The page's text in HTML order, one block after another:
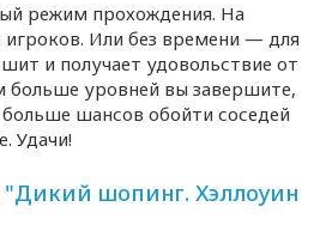
режим прохождения. На
Или без времени — для
и получает удовольствие от
больше уровней вы завершите,
шансов обойти соседей
Удачи!
шопинг. Хэллоуин